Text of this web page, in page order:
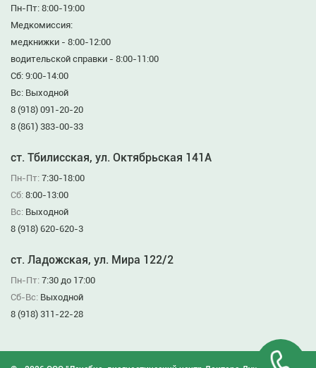
Пн-Пт: 8:00-19:00
Медкомиссия:
медкнижки - 8:00-12:00
водительской справки - 8:00-11:00
Сб: 9:00-14:00
Вс: Выходной
8 (918) 091-20-20
8 (861) 383-00-33
ст. Тбилисская, ул. Октябрьская 141А
Пн-Пт: 7:30-18:00
Сб: 8:00-13:00
Вс: Выходной
8 (918) 620-620-3
ст. Ладожская, ул. Мира 122/2
Пн-Пт: 7:30 до 17:00
Сб-Вс: Выходной
8 (918) 311-22-28